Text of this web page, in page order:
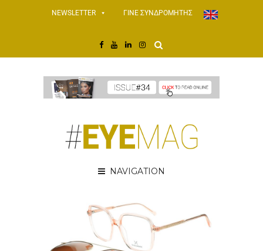
NEWSLETTER ΓΙΝΕ ΣΥΝΔΡΟΜΗΤΗΣ
NAVIGATION